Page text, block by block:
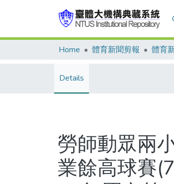
Home 體育新聞剪報 體育
Details
勞師動眾兩
業餘高球賽